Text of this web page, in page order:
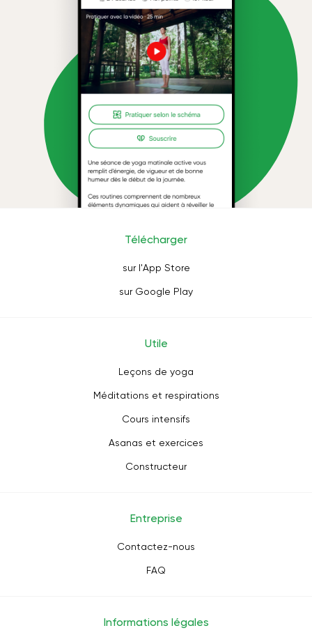
Télécharger
sur l'App Store
sur Google Play
Utile
Leçons de yoga
Méditations et respirations
Cours intensifs
Asanas et exercices
Constructeur
Entreprise
Contactez-nous
FAQ
Informations légales